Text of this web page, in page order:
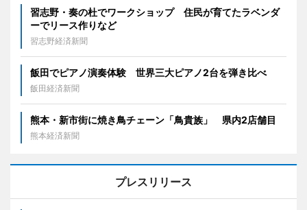
習志野・奏の杜でワークショップ 住民が育てたラベンダ
ーでリース作りなど
習志野経済新聞
飯田でピアノ演奏体験 世界三大ピアノ2台を弾き比べ
飯田経済新聞
熊本・新市街に焼き鳥チェーン「鳥貴族」 県内2店舗目
熊本経済新聞
プレスリリース